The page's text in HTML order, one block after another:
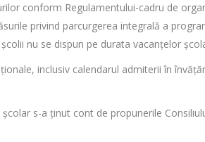
conform Regulamentului-cadru de
privind parcurgerea integrală a
nu se dispun pe durata vacanțelor
inclusiv calendarul admiterii în
s-a ținut cont de propunerile